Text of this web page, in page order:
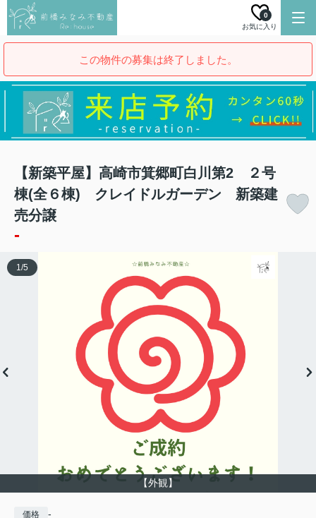
お気に入り
0
この物件の募集は終了しました。
【新築平屋】高崎市箕郷町白川第2 ２号
棟(全６棟) クレイドルガーデン 新築建
売分譲
-
【外観】
1/5
価格 -